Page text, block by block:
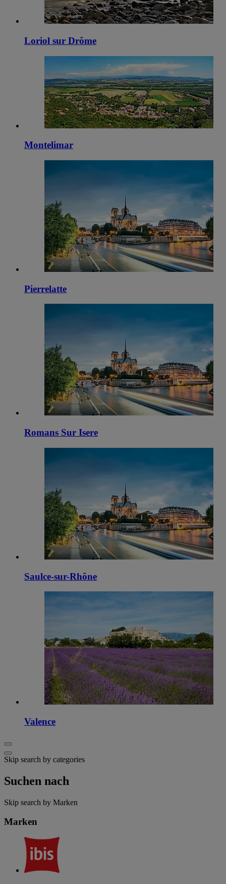
Loriol sur Drôme
Montelimar
Pierrelatte
Romans Sur Isere
Saulce-sur-Rhône
Valence
Skip search by categories
Suchen nach
Skip search by Marken
Marken